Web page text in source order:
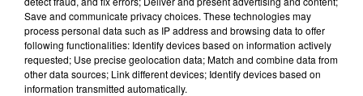
18h19
18h19 18h16
18h16
Save and communicate privacy choices. These technologies may
process personal data such as IP address and browsing data to offer
following functionalities: Identify devices based on information actively
requested; Use precise geolocation data; Match and combine data from
other data sources; Link different devices; Identify devices based on
information transmitted automatically.